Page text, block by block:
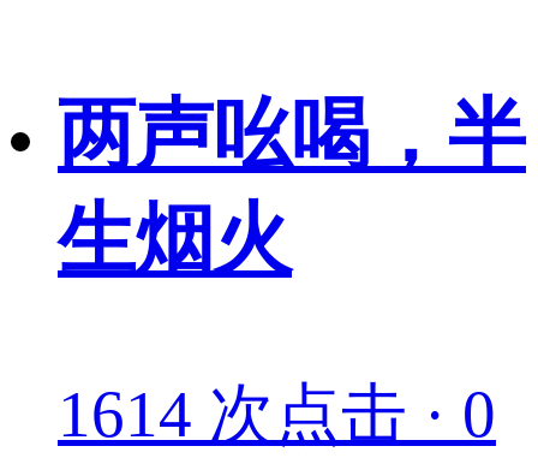
两声吆喝，半
生烟火
1614 次点击 · 0